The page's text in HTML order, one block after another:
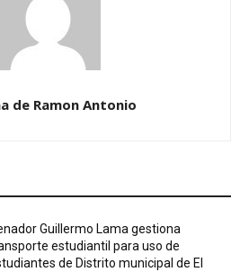
de Ramon Antonio
Guillermo Lama gestiona
estudiantil para uso de
de Distrito municipal de El